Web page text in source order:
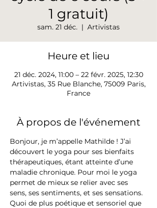
1 gratuit)
sam. 21 déc.
  |
Artivistas
Heure et lieu
21 déc. 2024, 11:00 – 22 févr. 2025, 12:30
Artivistas, 35 Rue Blanche, 75009 Paris,
France
À propos de l'événement
Bonjour, je m’appelle Mathilde ! J’ai
découvert le yoga pour ses bienfaits
thérapeutiques, étant atteinte d’une
maladie chronique. Pour moi le yoga
permet de mieux se relier avec ses
sens, ses sentiments, et ses sensations.
Quoi de plus poétique et sensoriel que